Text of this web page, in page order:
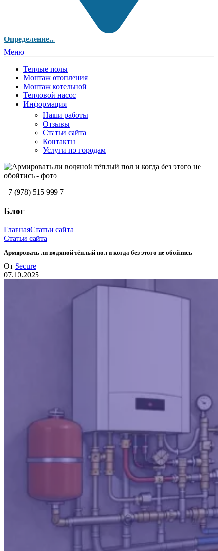
Определение...
Меню
Теплые полы
Монтаж отопления
Монтаж котельной
Тепловой насос
Информация
Наши работы
Отзывы
Статьи сайта
Контакты
Услуги по городам
+7 (978) 515 999 7
Блог
ГлавнаяСтатьи сайта
Статьи сайта
Армировать ли водяной тёплый пол и когда без этого не обойтись
От Secure
07.10.2025